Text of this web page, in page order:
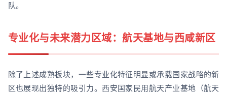
队。
专业化与未来潜力区域：航天基地与西咸新区
除了上述成熟板块，一些专业化特征明显或承载国家战略的新
区也展现出独特的吸引力。西安国家民用航天产业基地（航天